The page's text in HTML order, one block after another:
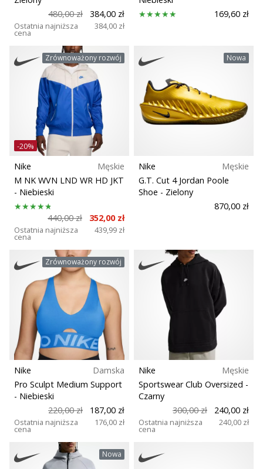
480,00 zł
384,00 zł
Ostatnia najniższa
cena
384,00 zł
169,60 zł
Zrównoważony rozwój
-20%
Nike
Męskie
M NK WVN LND WR HD JKT
- Niebieski
440,00 zł 352,00 zł
Ostatnia najniższa
cena
439,99 zł
Nowa
Nike
Męskie
G.T. Cut 4 Jordan Poole
Shoe - Zielony
870,00 zł
Zrównoważony rozwój
Nike
Damska
Pro Sculpt Medium Support
- Niebieski
220,00 zł
187,00 zł
Ostatnia najniższa
cena
176,00 zł
Nike
Męskie
Sportswear Club Oversized -
Czarny
300,00 zł
240,00 zł
Ostatnia najniższa
cena
240,00 zł
Nowa